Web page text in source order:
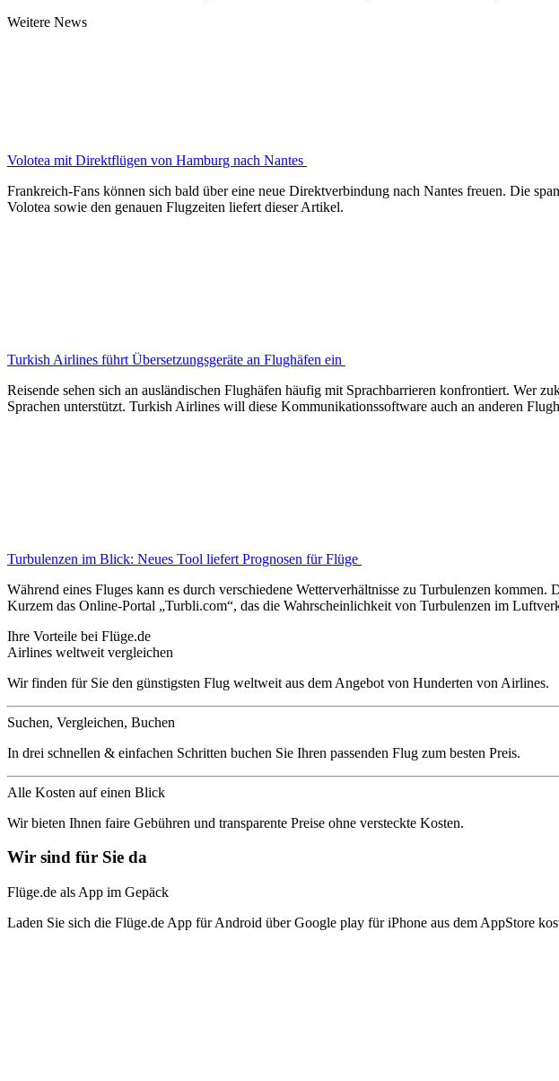
Weitere News
Volotea mit Direktflügen von Hamburg nach Nantes
Frankreich-Fans können sich bald über eine neue Direktverbindung nach Nantes freuen. Die
Volotea sowie den genauen Flugzeiten liefert dieser Artikel.
Turkish Airlines führt Übersetzungsgeräte an Flughäfen ein
Reisende sehen sich an ausländischen Flughäfen häufig mit Sprachbarrieren konfrontiert. Wer
Sprachen unterstützt. Turkish Airlines will diese Kommunikationssoftware auch an anderen
Turbulenzen im Blick: Neues Tool liefert Prognosen für Flüge
Während eines Fluges kann es durch verschiedene Wetterverhältnisse zu Turbulenzen
Kurzem das Online-Portal „Turbli.com“, das die Wahrscheinlichkeit von Turbulenzen im
Ihre Vorteile bei Flüge.de
Airlines weltweit vergleichen
Wir finden für Sie den günstigsten Flug weltweit aus dem Angebot von Hunderten von Airlines.
Suchen, Vergleichen, Buchen
In drei schnellen & einfachen Schritten buchen Sie Ihren passenden Flug zum besten Preis.
Alle Kosten auf einen Blick
Wir bieten Ihnen faire Gebühren und transparente Preise ohne versteckte Kosten.
Wir sind für Sie da
Flüge.de als App im Gepäck
Laden Sie sich die Flüge.de App für Android über Google play für iPhone aus dem AppStore